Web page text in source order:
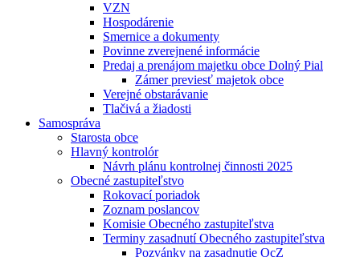
VZN
Hospodárenie
Smernice a dokumenty
Povinne zverejnené informácie
Predaj a prenájom majetku obce Dolný Pial
Zámer previesť majetok obce
Verejné obstarávanie
Tlačivá a žiadosti
Samospráva
Starosta obce
Hlavný kontrolór
Návrh plánu kontrolnej činnosti 2025
Obecné zastupiteľstvo
Rokovací poriadok
Zoznam poslancov
Komisie Obecného zastupiteľstva
Terminy zasadnutí Obecného zastupiteľstva
Pozvánky na zasadnutie OcZ